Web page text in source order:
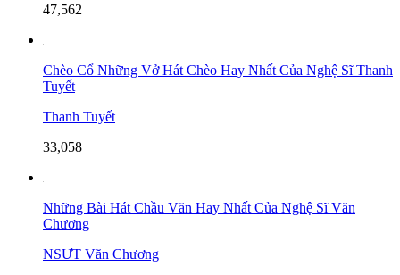
47,562
Chèo Cổ Những Vở Hát Chèo Hay Nhất Của Nghệ Sĩ Thanh
Tuyết
Thanh Tuyết
33,058
Những Bài Hát Chầu Văn Hay Nhất Của Nghệ Sĩ Văn
Chương
NSƯT Văn Chương